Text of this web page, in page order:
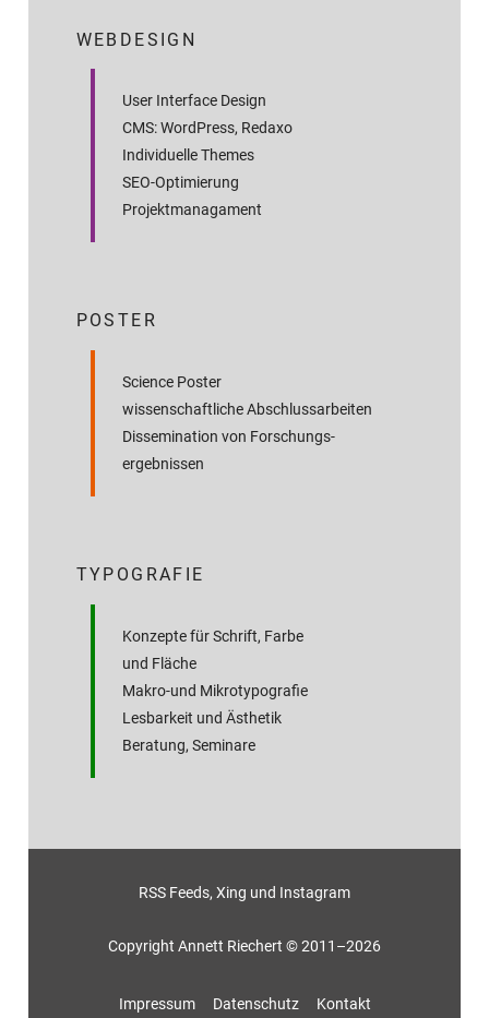
WEBDESIGN
User Interface Design
CMS: WordPress, Redaxo
Individuelle Themes
SEO-Optimierung
Projektmanagament
POSTER
Science Poster
wissenschaftliche Abschluss­arbeiten
Dissemination von Forschungs­
ergebnissen
TYPOGRAFIE
Konzepte für Schrift, Farbe
und Fläche
Makro-und Mikrotypografie
Lesbarkeit und Ästhetik
Beratung, Seminare
RSS Feeds, Xing und Instagram
Copyright Annett Riechert © 2011–2026
Impressum Datenschutz Kontakt